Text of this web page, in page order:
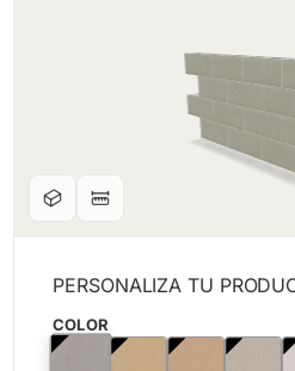
PERSONALIZA TU
COLOR